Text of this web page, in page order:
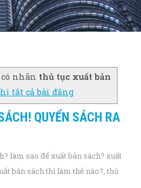
nhãn thủ tục xuất bản
tất cả bài đăng
QUYỂN SÁCH RA
làm sao để xuất bản sách? xuất
bản sách thì làm thế nào? ,thủ